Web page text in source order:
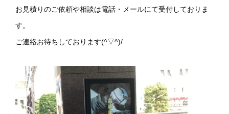
お見積りのご依頼や相談は電話・メールにて受付しておりま
す。
ご連絡お待ちしております(^▽^)/